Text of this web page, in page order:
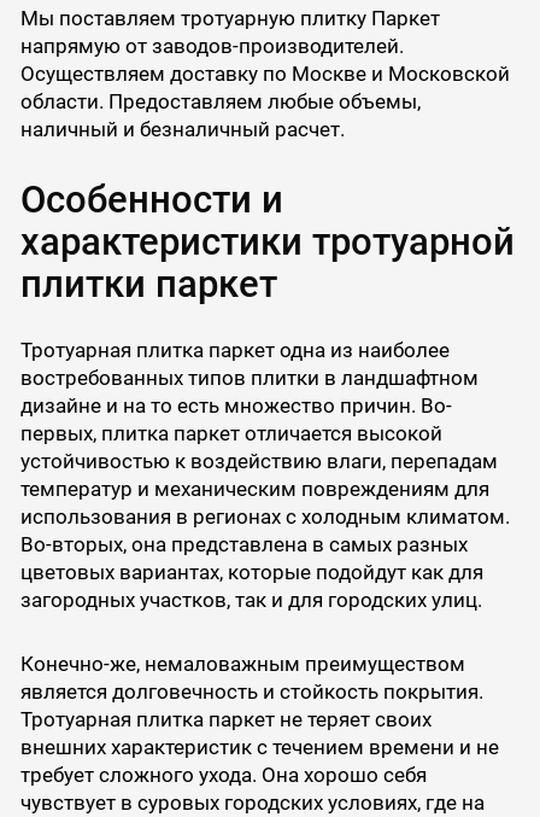
Мы поставляем тротуарную плитку Паркет
напрямую от заводов-производителей.
Осуществляем доставку по Москве и Московской
области. Предоставляем любые объемы,
наличный и безналичный расчет.
Особенности и
характеристики тротуарной
плитки паркет
Тротуарная плитка паркет одна из наиболее
востребованных типов плитки в ландшафтном
дизайне и на то есть множество причин. Во-
первых, плитка паркет отличается высокой
устойчивостью к воздействию влаги, перепадам
температур и механическим повреждениям для
использования в регионах с холодным климатом.
Во-вторых, она представлена в самых разных
цветовых вариантах, которые подойдут как для
загородных участков, так и для городских улиц.
Конечно-же, немаловажным преимуществом
является долговечность и стойкость покрытия.
Тротуарная плитка паркет не теряет своих
внешних характеристик с течением времени и не
требует сложного ухода. Она хорошо себя
чувствует в суровых городских условиях, где на